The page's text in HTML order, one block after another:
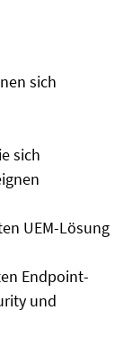
sich
sich
UEM-Lösung
Endpoint-
und